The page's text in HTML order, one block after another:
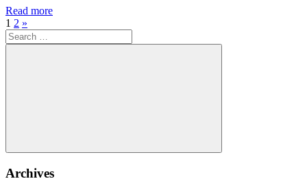
Read more
Pagination
des
1 2 Next
Posts
»
Search
for:
Search
Archives